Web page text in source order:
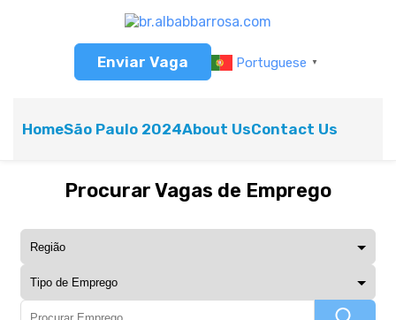
Enviar Vaga Portuguese ▼
HomeSão Paulo 2024About UsContact Us
Procurar Vagas de Emprego